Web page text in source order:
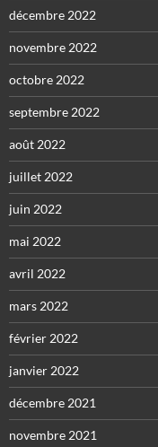
décembre 2022
novembre 2022
octobre 2022
septembre 2022
août 2022
juillet 2022
juin 2022
mai 2022
avril 2022
mars 2022
février 2022
janvier 2022
décembre 2021
novembre 2021